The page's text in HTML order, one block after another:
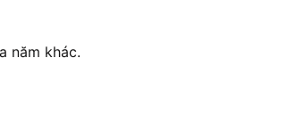
năm khác.